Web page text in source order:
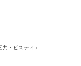
・ビスティ）